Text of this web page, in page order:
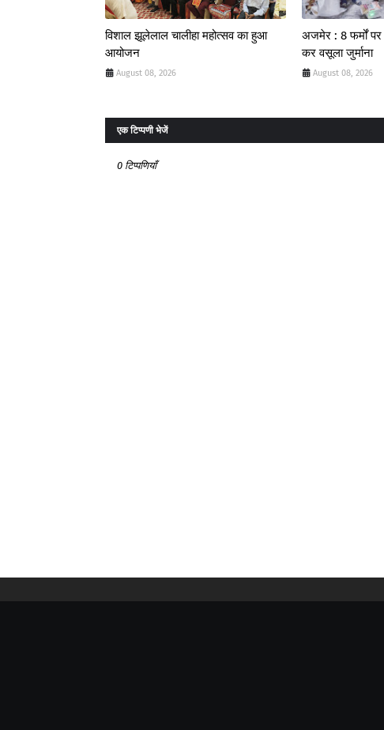
विशाल झूलेलाल चालीहा महोत्सव का हुआ
आयोजन
August 08, 2026
अजमेर : 8 फर्मों पर
कर वसूला जुर्माना
August 08, 2026
एक टिप्पणी भेजें
0 टिप्पणियाँ